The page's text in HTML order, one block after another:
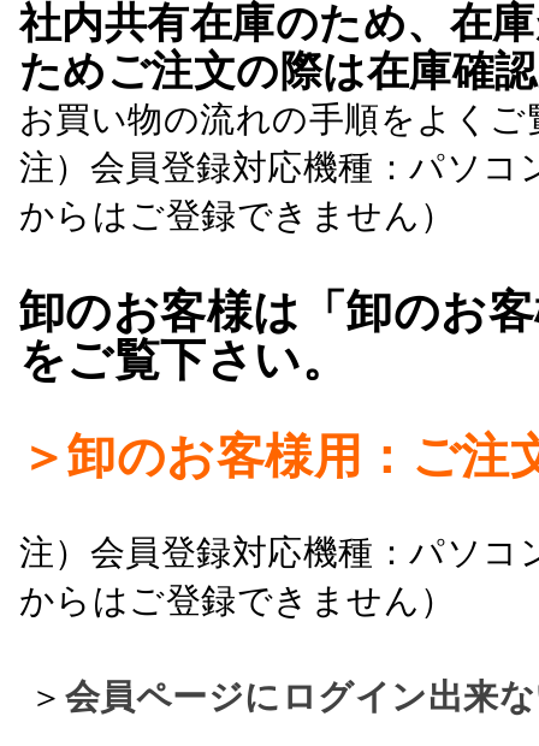
社内共有在庫のため、在
ためご注文の際は在庫確
お買い物の流れの手順をよくご
注）会員登録対応機種：パソ
からはご登録できません）
卸のお客様は「卸のお
をご覧下さい。
＞卸のお客様用：ご注
注）会員登録対応機種：パソ
からはご登録できません）
＞ 会員ページにログイン出来